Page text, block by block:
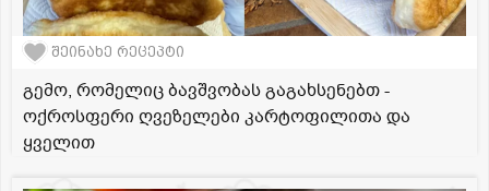
შეინახე რეცეპტი
გემო, რომელიც ბავშვობას გაგახსენებთ -
ოქროსფერი ღვეზელები კარტოფილითა და
ყველით